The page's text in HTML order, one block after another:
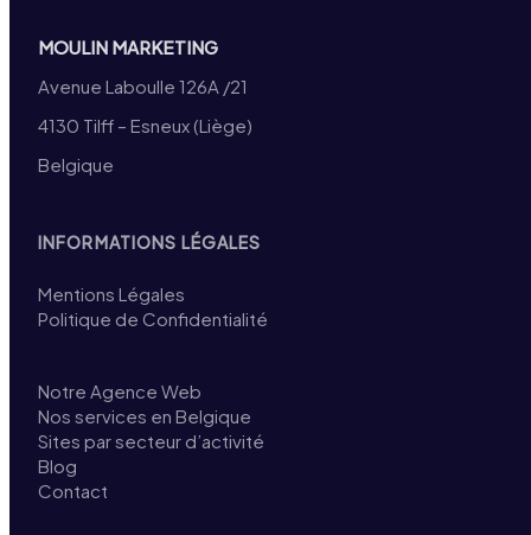
MOULIN MARKETING
Avenue Laboulle 126A /21
4130 Tilff – Esneux (Liège)
Belgique
INFORMATIONS LÉGALES
Mentions Légales
Politique de Confidentialité
Notre Agence Web
Nos services en Belgique
Sites par secteur d’activité
Blog
Contact